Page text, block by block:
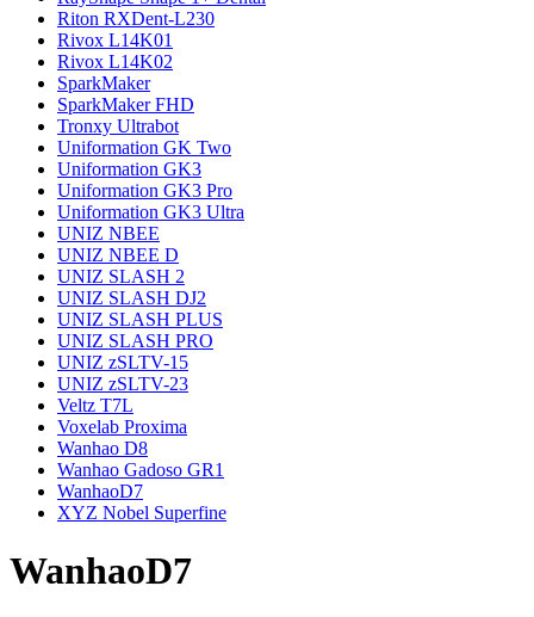
Riton RXDent-L230
Rivox L14K01
Rivox L14K02
SparkMaker
SparkMaker FHD
Tronxy Ultrabot
Uniformation GK Two
Uniformation GK3
Uniformation GK3 Pro
Uniformation GK3 Ultra
UNIZ NBEE
UNIZ NBEE D
UNIZ SLASH 2
UNIZ SLASH DJ2
UNIZ SLASH PLUS
UNIZ SLASH PRO
UNIZ zSLTV-15
UNIZ zSLTV-23
Veltz T7L
Voxelab Proxima
Wanhao D8
Wanhao Gadoso GR1
WanhaoD7
XYZ Nobel Superfine
WanhaoD7